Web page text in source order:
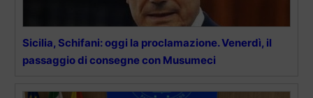
Sicilia, Schifani: oggi la proclamazione. Venerdì, il
passaggio di consegne con Musumeci